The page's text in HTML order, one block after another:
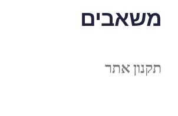
משאבים
תקנון אתר